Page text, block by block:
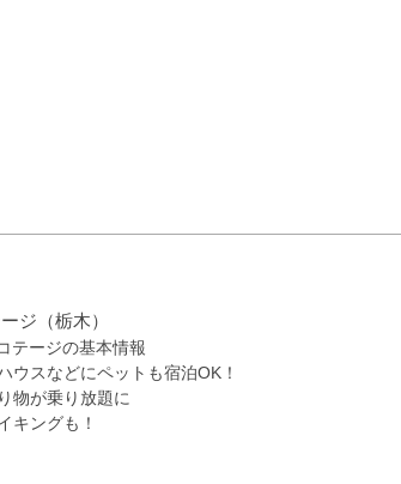
ジ（栃木）
テージの基本情報
ウスなどにペットも宿泊OK！
物が乗り放題に
キングも！